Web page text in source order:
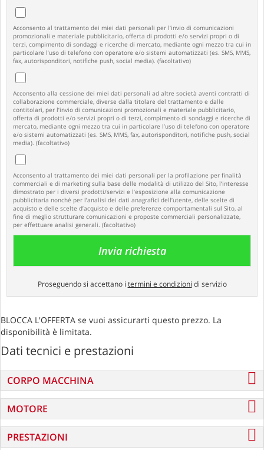
Acconsento al trattamento dei miei dati personali per l’invio di comunicazioni
promozionali e materiale pubblicitario, offerta di prodotti e/o servizi propri o di
terzi, compimento di sondaggi e ricerche di mercato, mediante ogni mezzo tra cui in
particolare l’uso di telefono con operatore e/o sistemi automatizzati (es. SMS, MMS,
fax, autorisponditori, notifiche push, social media). (facoltativo)
Acconsento alla cessione dei miei dati personali ad altre società aventi contratti di
collaborazione commerciale, diverse dalla titolare del trattamento e dalle
contitolari, per l’invio di comunicazioni promozionali e materiale pubblicitario,
offerta di prodotti e/o servizi propri o di terzi, compimento di sondaggi e ricerche di
mercato, mediante ogni mezzo tra cui in particolare l’uso di telefono con operatore
e/o sistemi automatizzati (es. SMS, MMS, fax, autorisponditori, notifiche push, social
media). (facoltativo)
Acconsento al trattamento dei miei dati personali per la profilazione per finalità
commerciali e di marketing sulla base delle modalità di utilizzo del Sito, l’interesse
dimostrato per i diversi prodotti/servizi e l’esposizione alla comunicazione
pubblicitaria nonché per l’analisi dei dati anagrafici dell’utente, delle scelte di
acquisto e delle scelte d’acquisto e delle preferenze comportamentali sul Sito, al
fine di meglio strutturare comunicazioni e proposte commerciali personalizzate,
per effettuare analisi generali. (facoltativo)
Proseguendo si accettano i termini e condizioni di servizio
BLOCCA L'OFFERTA se vuoi assicurarti questo prezzo. La
disponibilità è limitata.
Dati tecnici e prestazioni
CORPO MACCHINA
MOTORE
PRESTAZIONI